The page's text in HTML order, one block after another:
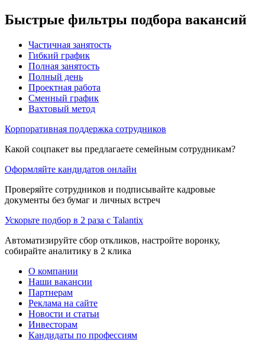
Быстрые фильтры подбора вакансий
Частичная занятость
Гибкий график
Полная занятость
Полный день
Проектная работа
Сменный график
Вахтовый метод
Корпоративная поддержка сотрудников
Какой соцпакет вы предлагаете семейным сотрудникам?
Оформляйте кандидатов онлайн
Проверяйте сотрудников и подписывайте кадровые
документы без бумаг и личных встреч
Ускорьте подбор в 2 раза с Talantix
Автоматизируйте сбор откликов, настройте воронку,
собирайте аналитику в 2 клика
О компании
Наши вакансии
Партнерам
Реклама на сайте
Новости и статьи
Инвесторам
Кандидаты по профессиям